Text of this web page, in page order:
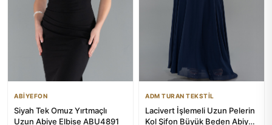
ABİYEFON
Siyah Tek Omuz Yırtmaçlı
Uzun Abiye Elbise ABU4891
ADM TURAN TEKSTİL
Lacivert İşlemeli Uzun Pelerin
Kol Şifon Büyük Beden Abiye